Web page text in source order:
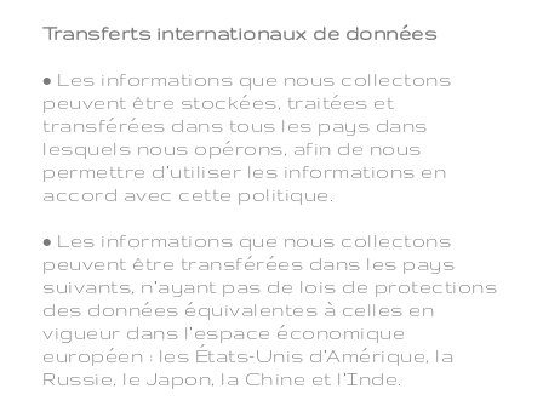
Transferts internationaux de données
• Les informations que nous collectons
peuvent être stockées, traitées et
transférées dans tous les pays dans
lesquels nous opérons, afin de nous
permettre d’utiliser les informations en
accord avec cette politique.
• Les informations que nous collectons
peuvent être transférées dans les pays
suivants, n’ayant pas de lois de protections
des données équivalentes à celles en
vigueur dans l’espace économique
européen : les États-Unis d’Amérique, la
Russie, le Japon, la Chine et l’Inde.